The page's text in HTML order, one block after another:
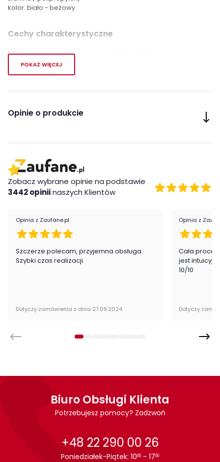
kolor: biało - beżowy
Cechy charakterystyczne
Styl:
Kategoria:
Cechy dodatkowe fotela:
obrotowy
regulacja wysokości
POKAŻ WIĘCEJ
Opinie o produkcie
Zobacz wybrane opinie na podstawie
3442 opiniinaszych Klientów
Opinia z Zaufane.pl
Szczerze polecam, przyjemna obsługa.
Szybki czas realizacji.
Dotyczy zamówienia z dnia 27.09.2024
Opinia z
Cała
jest
10/10
Dotyczy
Biuro Obsługi Klienta
Potrzebujesz pomocy? Zadzwoń
+48 22 290 00 26
Poniedziałek-Piątek: 1000 - 1700